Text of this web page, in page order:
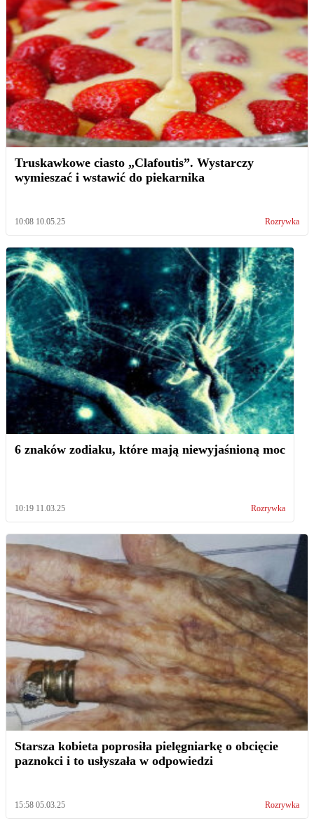
Truskawkowe ciasto „Clafoutis”. Wystarczy
wymieszać i wstawić do piekarnika
10:08 10.05.25 Rozrywka
6 znaków zodiaku, które mają niewyjaśnioną moc
10:19 11.03.25 Rozrywka
Starsza kobieta poprosiła pielęgniarkę o obcięcie
paznokci i to usłyszała w odpowiedzi
15:58 05.03.25 Rozrywka